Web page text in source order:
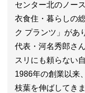
センター北のノー
衣食住・暮らしの
ク プランツ」があ
代表・河名秀郎さ
スリにも頼らない
1986年の創業以来
枝葉を伸ばしてき